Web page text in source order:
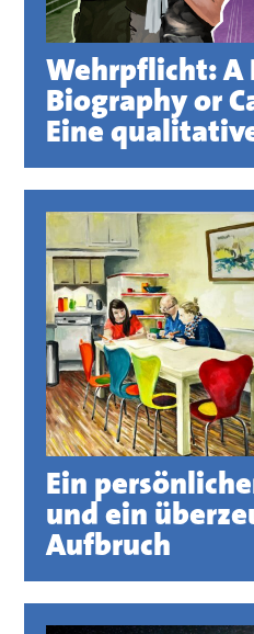
Wehrpflicht: A
Biography or
Eine
Ein
und ein
Aufbruch